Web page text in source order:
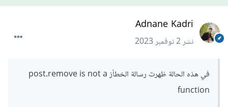
Adnane Kadri
نشر2 نوفمبر 2023
في هذه الحالة ظهرت رسالة الخطأز post.remove is not a
function